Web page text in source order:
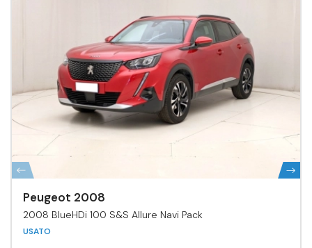
Peugeot 2008
2008 BlueHDi 100 S&S Allure Navi Pack
USATO